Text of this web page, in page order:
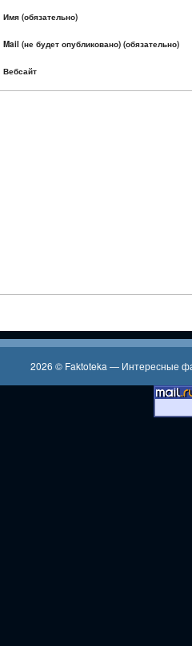
Имя (обязательно)
Mail (не будет опубликовано) (обязательно)
Вебсайт
2026 © Faktoteka — Интересные